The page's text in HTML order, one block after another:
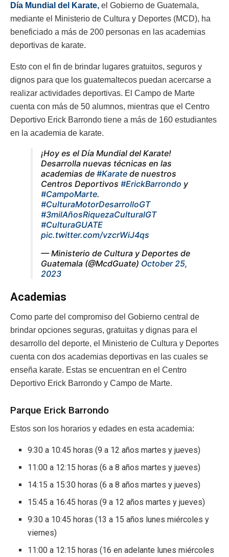
Día Mundial del Karate, el Gobierno de Guatemala,
mediante el Ministerio de Cultura y Deportes (MCD), ha
beneficiado a más de 200 personas en las academias
deportivas de karate.
Esto con el fin de brindar lugares gratuitos, seguros y
dignos para que los guatemaltecos puedan acercarse a
realizar actividades deportivas. El Campo de Marte
cuenta con más de 50 alumnos, mientras que el Centro
Deportivo Erick Barrondo tiene a más de 160 estudiantes
en la academia de karate.
¡Hoy es el Día Mundial del Karate!
Desarrolla nuevas técnicas en las
academias de #Karate de nuestros
Centros Deportivos #ErickBarrondo y
#CampoMarte.
#CulturaMotorDesarrolloGT
#3milAñosRiquezaCulturalGT
#CulturaGUATE
pic.twitter.com/vzcrWiJ4qs
— Ministerio de Cultura y Deportes de
Guatemala (@McdGuate) October 25,
2023
Academias
Como parte del compromiso del Gobierno central de
brindar opciones seguras, gratuitas y dignas para el
desarrollo del deporte, el Ministerio de Cultura y Deportes
cuenta con dos academias deportivas en las cuales se
enseña karate. Estas se encuentran en el Centro
Deportivo Erick Barrondo y Campo de Marte.
Parque Erick Barrondo
Estos son los horarios y edades en esta academia:
9:30 a 10:45 horas (9 a 12 años martes y jueves)
11:00 a 12:15 horas (6 a 8 años martes y jueves)
14:15 a 15:30 horas (6 a 8 años martes y jueves)
15:45 a 16:45 horas (9 a 12 años martes y jueves)
9:30 a 10:45 horas (13 a 15 años lunes miércoles y
viernes)
11:00 a 12:15 horas (16 en adelante lunes miércoles